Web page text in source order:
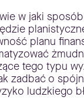
w jaki
planu
tego typu
zadbać o
ludzkiego